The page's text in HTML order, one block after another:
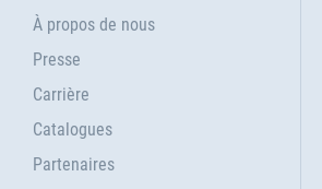
À propos de nous
Presse
Carrière
Catalogues
Partenaires